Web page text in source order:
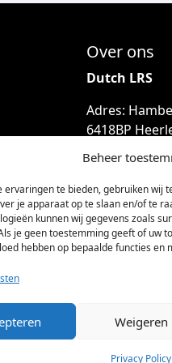
Beheer
ervaringen te bieden, gebruiken wij
je apparaat op te slaan en/of te
kunnen wij gegevens zoals
je geen toestemming geeft of uw
hebben op bepaalde functies en
Weigeren
Privacy Policy
Over ons
Dutch LRS
Adres:
6418BP
(geen
+31 45
KvK-
Btw-id: